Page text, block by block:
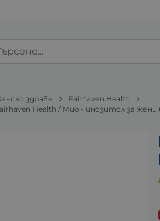
здраве
Fairhaven Health
Health / Мио - инозитол за жени